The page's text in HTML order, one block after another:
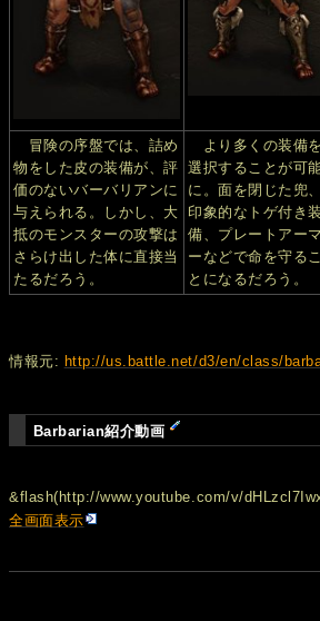
冒険の序盤では、詰め
物をした皮の装備が、評
価のないバーバリアンに
与えられる。しかし、大
抵のモンスターの攻撃は
さらけ出した体に直接当
たるだろう。
より多くの装備を
選択することが可
に。面を閉じた兜、
印象的なトゲ付き装
備、プレートアーマ
ーなどで命を守るこ
とになるだろう。
情報元: http://us.battle.net/d3/en/class/
Barbarian紹介動画
&flash(http://www.youtube.com/v/
全画面表示